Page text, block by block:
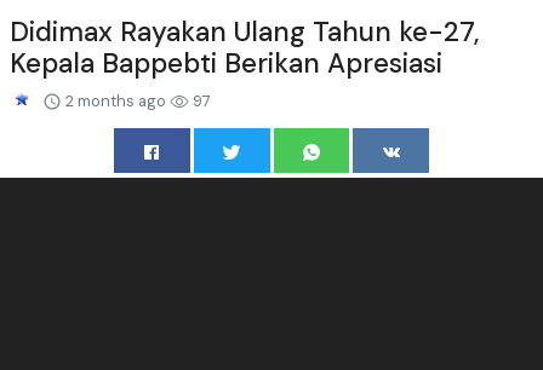
Didimax Rayakan Ulang Tahun ke-27,
Kepala Bappebti Berikan Apresiasi
2 months ago 97